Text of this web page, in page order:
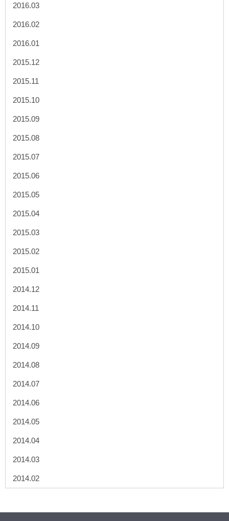
2016.03
2016.02
2016.01
2015.12
2015.11
2015.10
2015.09
2015.08
2015.07
2015.06
2015.05
2015.04
2015.03
2015.02
2015.01
2014.12
2014.11
2014.10
2014.09
2014.08
2014.07
2014.06
2014.05
2014.04
2014.03
2014.02